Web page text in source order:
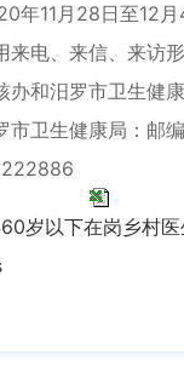
年11月28日至12月
来电、来信、来访
办和汨罗市卫生健康
市卫生健康局：邮
岁以下在岗乡村